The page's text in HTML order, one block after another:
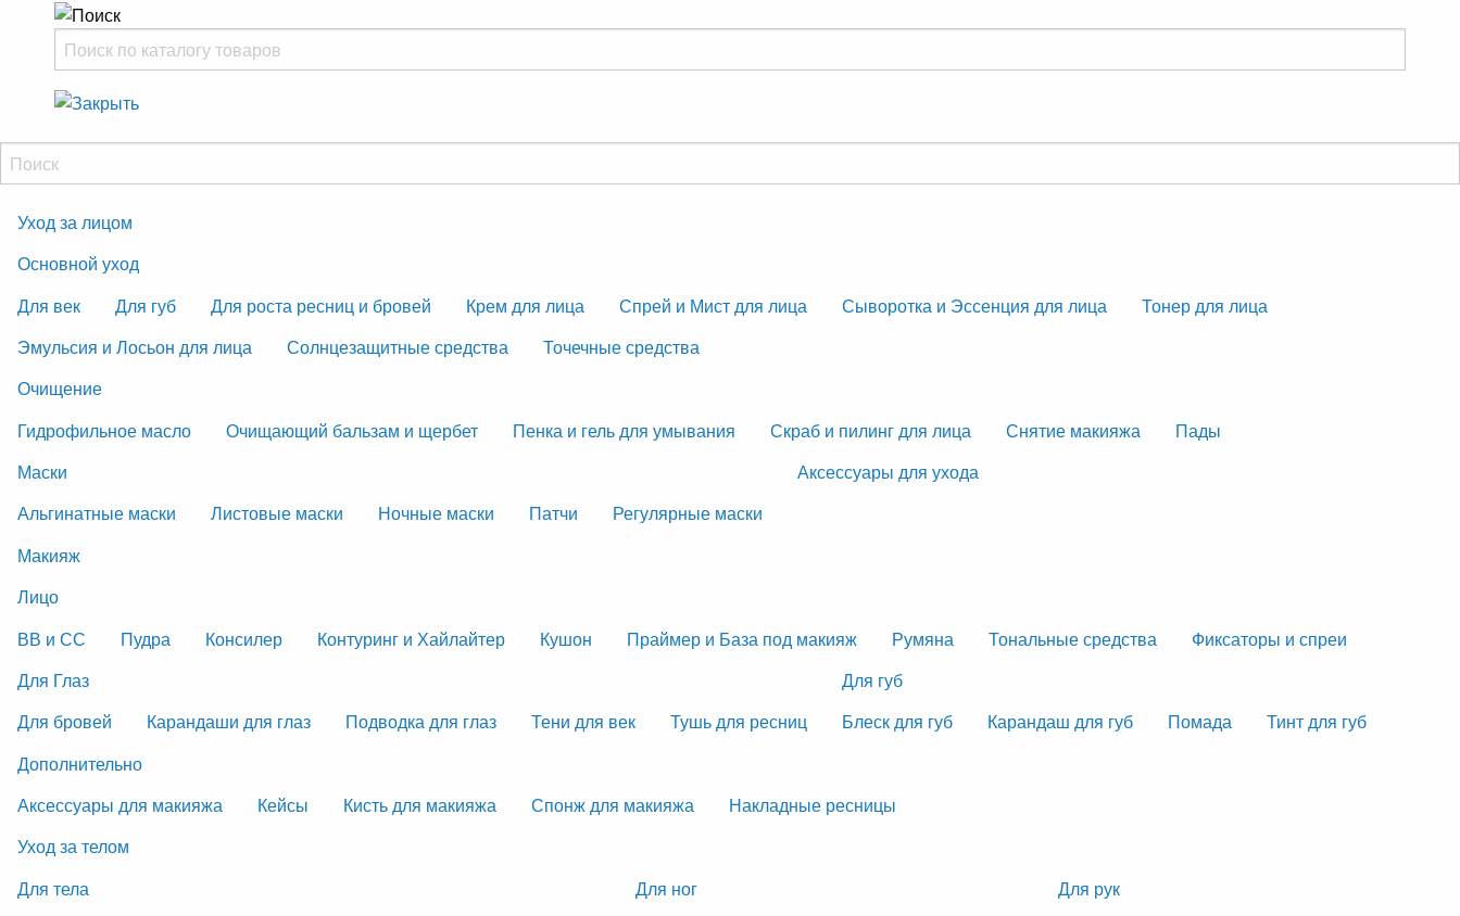
Уход за лицом
Основной уход
Для век
Для губ Для роста ресниц и бровей Крем для лица Спрей и Мист для лица Сыворотка и Эссенция для лица
Тонер для лица
Эмульсия и Лосьон для лица
Солнцезащитные средства
Точечные средства
Очищение
Гидрофильное масло
Очищающий бальзам и щербет Пенка и гель для умывания Скраб и пилинг для лица Снятие макияжа
Пады
Маски
Альгинатные маски
Листовые маски Ночные маски Патчи Регулярные маски
Аксессуары для ухода
Макияж
Лицо
ВВ и СС
Пудра Консилер Контуринг и Хайлайтер Кушон Праймер и База под макияж Румяна Тональные средства
Фиксаторы и спреи
Для Глаз
Для бровей
Карандаши для глаз Подводка для глаз Тени для век Тушь для ресниц
Для губ
Блеск для губ
Карандаш для губ Помада
Тинт для губ
Дополнительно
Аксессуары для макияжа
Кейсы Кисть для макияжа Спонж для макияжа
Накладные ресницы
Уход за телом
Для тела
Для ног
Для рук